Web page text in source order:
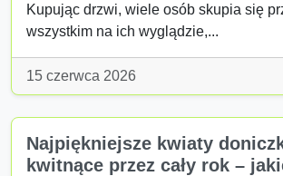
Kupując drzwi, wiele osób skupia się
wszystkim na ich wyglądzie,...
15 czerwca 2026
Najpiękniejsze kwiaty
kwitnące przez cały rok –